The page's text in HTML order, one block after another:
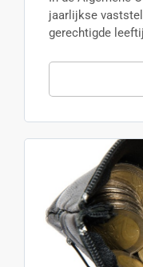
jaarlijkse
gerechtigde